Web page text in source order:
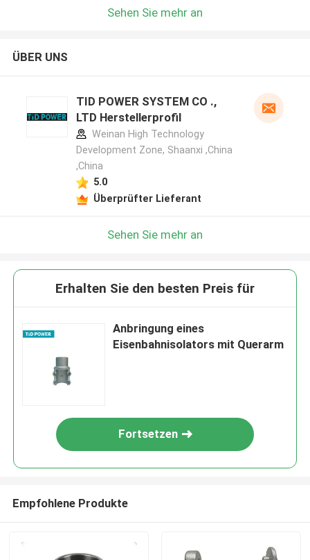
Sehen Sie mehr an
ÜBER UNS
TID POWER SYSTEM CO .,
LTD Herstellerprofil
Weinan High Technology
Development Zone, Shaanxi ,China
,China
5.0
Überprüfter Lieferant
Sehen Sie mehr an
Erhalten Sie den besten Preis für
Anbringung eines
Eisenbahnisolators mit Querarm
Fortsetzen
Empfohlene Produkte